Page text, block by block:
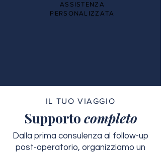
ASSISTENZA
PERSONALIZZATA
IL TUO VIAGGIO
Supporto completo
Dalla prima consulenza al follow-up
post-operatorio, organizziamo un